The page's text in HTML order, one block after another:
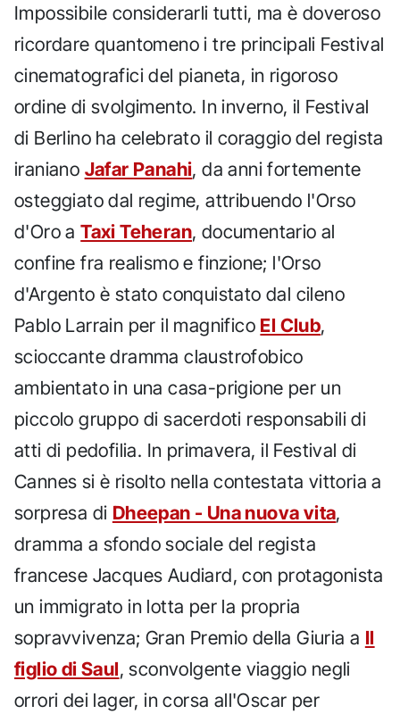
Impossibile considerarli tutti, ma è doveroso
ricordare quantomeno i tre principali Festival
cinematografici del pianeta, in rigoroso
ordine di svolgimento. In inverno, il Festival
di Berlino ha celebrato il coraggio del regista
iraniano Jafar Panahi, da anni fortemente
osteggiato dal regime, attribuendo l'Orso
d'Oro aTaxi Teheran, documentario al
confine fra realismo e finzione; l'Orso
d'Argento è stato conquistato dal cileno
Pablo Larrain per il magnifico El Club,
scioccante dramma claustrofobico
ambientato in una casa-prigione per un
piccolo gruppo di sacerdoti responsabili di
atti di pedofilia. In primavera, il Festival di
Cannes si è risolto nella contestata vittoria a
sorpresa di Dheepan - Una nuova vita,
dramma a sfondo sociale del regista
francese Jacques Audiard, con protagonista
un immigrato in lotta per la propria
sopravvivenza; Gran Premio della Giuria a Il
figlio di Saul, sconvolgente viaggio negli
orrori dei lager, in corsa all'Oscar per